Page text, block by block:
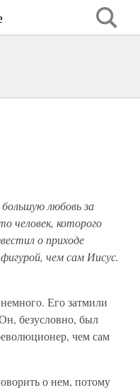
любовь за
человек, которого
о приходе
чем сам Иисус.
Его затмили
безусловно, был
чем сам
о нем, потому